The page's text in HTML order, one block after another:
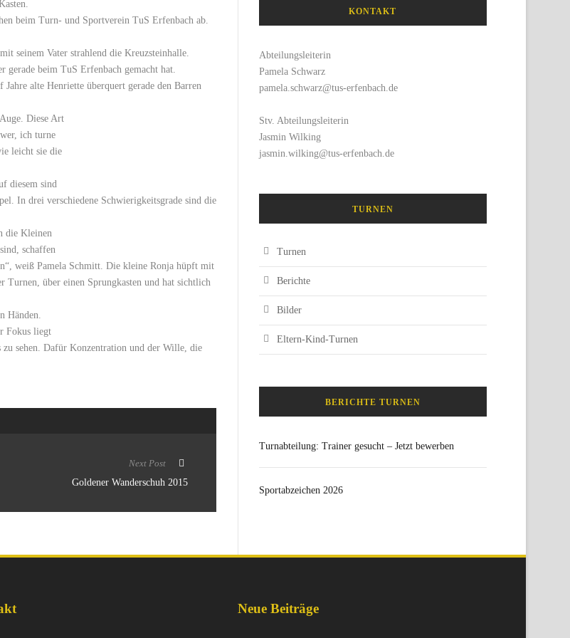
beim Turn- und Sportverein TuS Erfenbach ab.
seinem Vater strahlend die Kreuzsteinhalle.
gerade beim TuS Erfenbach gemacht hat.
alte Henriette überquert gerade den Barren
Diese Art
ich turne
leicht sie die
diesem sind
In drei verschiedene Schwierigkeitsgrade sind die
die Kleinen
schaffen
weiß Pamela Schmitt. Die kleine Ronja hüpft mit
Turnen, über einen Sprungkasten und hat sichtlich
Händen.
Fokus liegt
sehen. Dafür Konzentration und der Wille, die
Next Post
Goldener Wanderschuh 2015
KONTAKT
Abteilungsleiterin
Pamela Schwarz
pamela.schwarz@tus-erfenbach.de
Stv. Abteilungsleiterin
Jasmin Wilking
jasmin.wilking@tus-erfenbach.de
TURNEN
Turnen
Berichte
Bilder
Eltern-Kind-Turnen
BERICHTE TURNEN
Turnabteilung: Trainer gesucht – Jetzt bewerben
Sportabzeichen 2026
Neue Beiträge